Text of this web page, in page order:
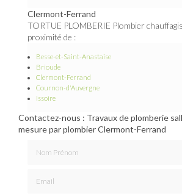
Clermont-Ferrand
TORTUE PLOMBERIE Plombier
proximité de :
Besse-et-Saint-Anastaise
Brioude
Clermont-Ferrand
Cournon-d'Auvergne
Issoire
Contactez-nous : Travaux de plomberie
mesure par plombier Clermont-Ferrand